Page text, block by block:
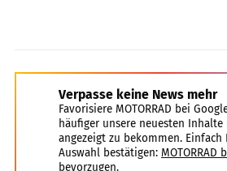
Verpasse keine News mehr
Favorisiere MOTORRAD bei
häufiger unsere neuesten Inhalte
angezeigt zu bekommen.
Auswahl bestätigen: MOTORRAD
bevorzugen.